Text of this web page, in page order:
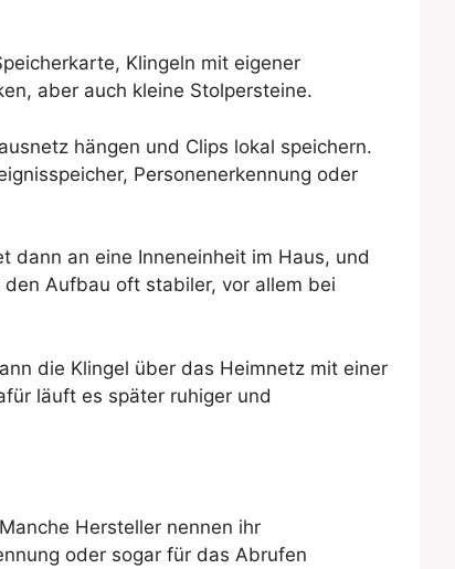
Klingeln mit eigener
aber auch kleine Stolpersteine.
hängen und Clips lokal speichern.
Personenerkennung oder
dann an eine Inneneinheit im Haus, und
Aufbau oft stabiler, vor allem bei
die Klingel über das Heimnetz mit einer
läuft es später ruhiger und
Hersteller nennen ihr
oder sogar für das Abrufen